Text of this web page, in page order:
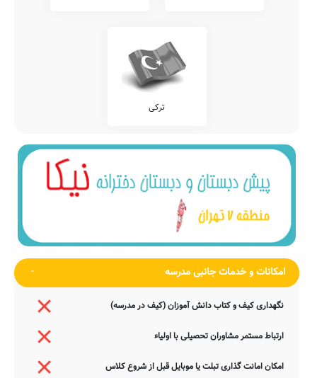
ترکی
امکانات و خدمات جانبی مدرسه
نگهداری کیف و کتاب دانش آموزان (کیف در مدرسه)
ارتباط مستمر مشاوران تحصیلی با اولیاء
امکان امانت گذاری تبلت یا موبایل قبل از شروع کلاس